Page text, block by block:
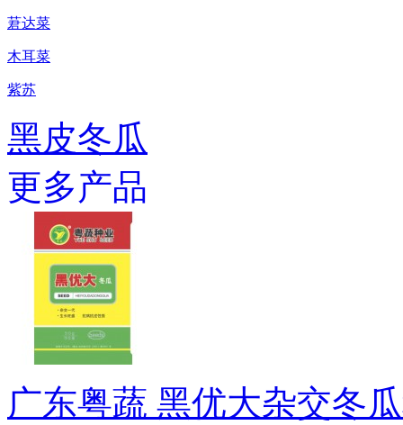
莙达菜
木耳菜
紫苏
黑皮冬瓜
更多产品
广东粤蔬 黑优大杂交冬